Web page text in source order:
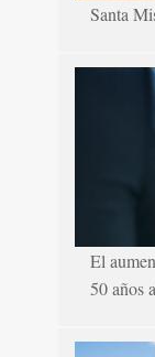
Santa
El
50 años